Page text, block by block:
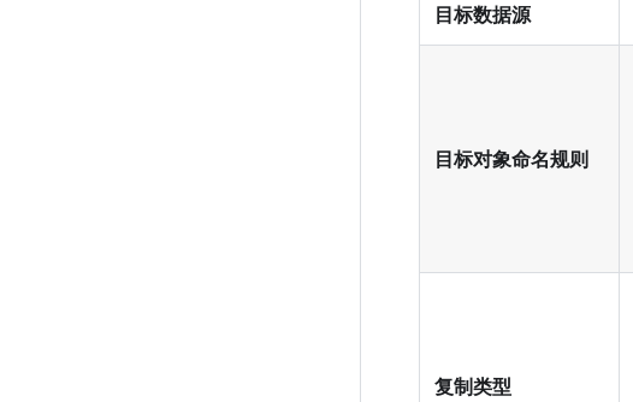
目标数据源
目标对象命名规则
复制类型